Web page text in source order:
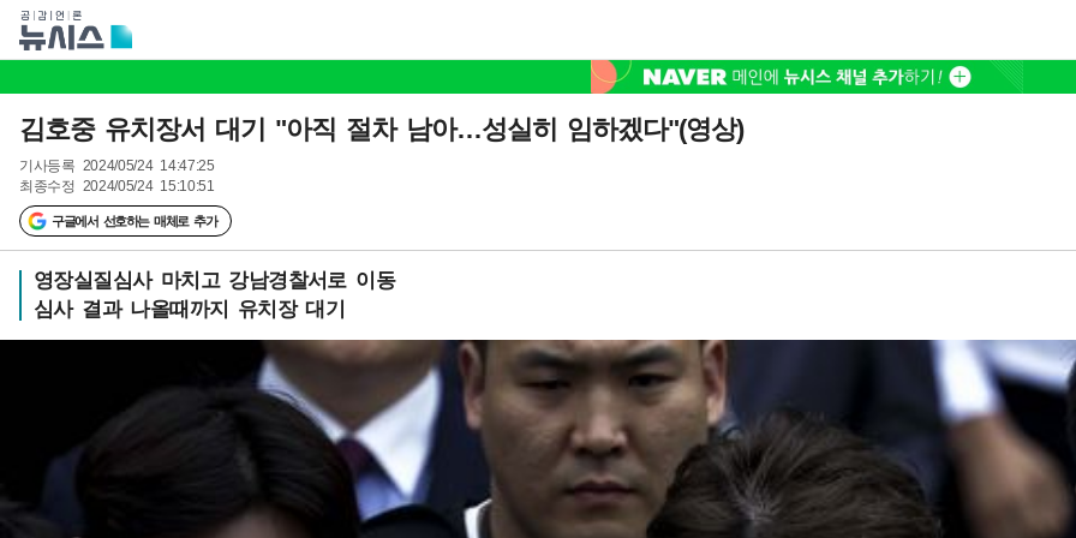
김호중 유치장서 대기 "아직 절차 남아…성실히 임하겠다"(영상)
기사등록 2024/05/24 14:47:25
최종수정 2024/05/24 15:10:51
구글에서 선호하는 매체로 추가
영장실질심사 마치고 강남경찰서로 이동
심사 결과 나올때까지 유치장 대기